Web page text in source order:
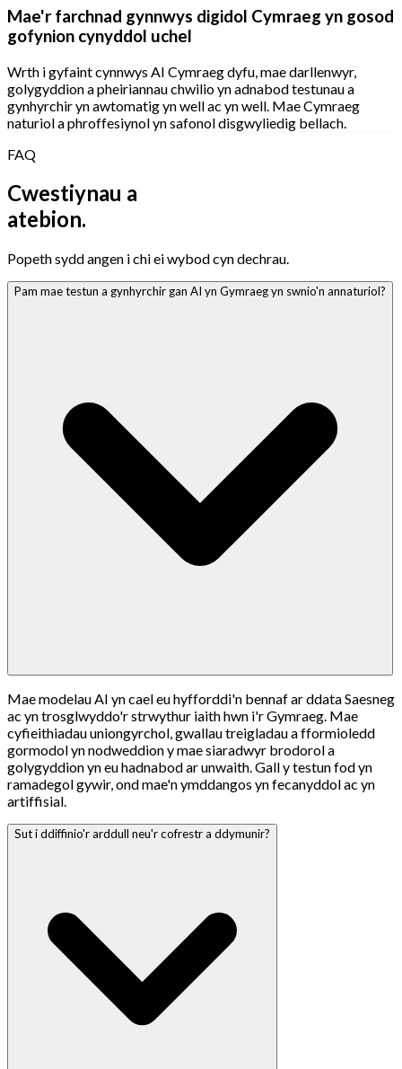
Mae'r farchnad gynnwys digidol Cymraeg yn gosod
gofynion cynyddol uchel
Wrth i gyfaint cynnwys AI Cymraeg dyfu, mae darllenwyr,
golygyddion a pheiriannau chwilio yn adnabod testunau a
gynhyrchir yn awtomatig yn well ac yn well. Mae Cymraeg
naturiol a phroffesiynol yn safonol disgwyliedig bellach.
FAQ
Cwestiynau a
atebion.
Popeth sydd angen i chi ei wybod cyn dechrau.
Pam mae testun a gynhyrchir gan AI yn Gymraeg yn swnio'n annaturiol?
Mae modelau AI yn cael eu hyfforddi'n bennaf ar ddata Saesneg
ac yn trosglwyddo'r strwythur iaith hwn i'r Gymraeg. Mae
cyfieithiadau uniongyrchol, gwallau treigladau a fformioledd
gormodol yn nodweddion y mae siaradwyr brodorol a
golygyddion yn eu hadnabod ar unwaith. Gall y testun fod yn
ramadegol gywir, ond mae'n ymddangos yn fecanyddol ac yn
artiffisial.
Sut i ddiffinio'r arddull neu'r cofrestr a ddymunir?